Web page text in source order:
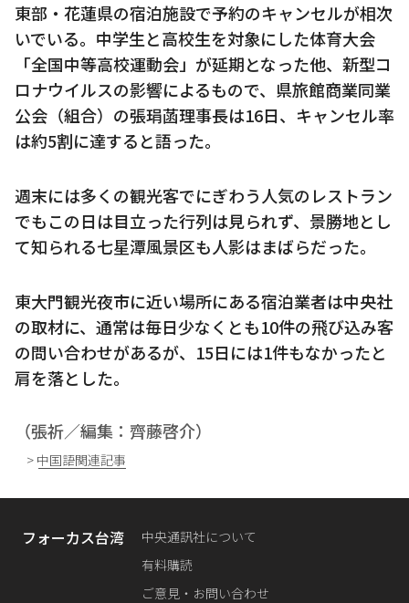
東部・花蓮県の宿泊施設で予約のキャンセルが相次
いでいる。中学生と高校生を対象にした体育大会
「全国中等高校運動会」が延期となった他、新型コ
ロナウイルスの影響によるもので、県旅館商業同業
公会（組合）の張琄菡理事長は16日、キャンセル率
は約5割に達すると語った。
週末には多くの観光客でにぎわう人気のレストラン
でもこの日は目立った行列は見られず、景勝地とし
て知られる七星潭風景区も人影はまばらだった。
東大門観光夜市に近い場所にある宿泊業者は中央社
の取材に、通常は毎日少なくとも10件の飛び込み客
の問い合わせがあるが、15日には1件もなかったと
肩を落とした。
（張祈／編集：齊藤啓介）
> 中国語関連記事
フォーカス台湾
中央通訊社について
有料購読
ご意見・お問い合わせ